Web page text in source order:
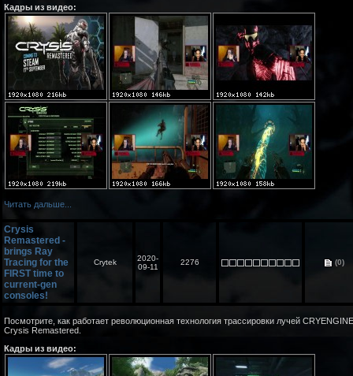
Кадры из видео:
Читать дальше...
Crysis
Remastered -
brings Ray
Tracing for the
FIRST time to
current-gen
consoles!
Crytek
2020-
09-11
2276 (0)
Посмотрите, как работает революционная технология трассировки лучей
Crysis Remastered.
Кадры из видео: